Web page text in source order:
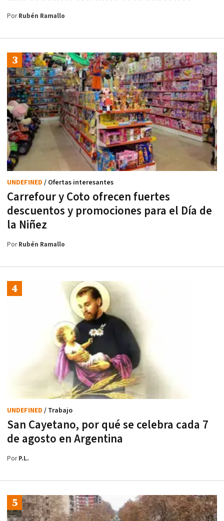
PorRubén Ramallo
Carrefour y Coto ofrecen fuertes
descuentos y promociones para el Día de
la Niñez
UNDEFINED / Ofertas interesantes
PorRubén Ramallo
San Cayetano, por qué se celebra cada 7
de agosto en Argentina
UNDEFINED / Trabajo
PorP.L.